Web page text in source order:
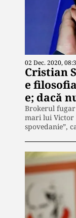
02 Dec. 2020,
Cristian
e
e; dacă
Brokerul fugar
mari lui Victor
spovedanie”,